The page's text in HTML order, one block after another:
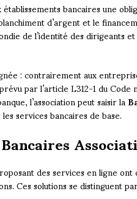
bancaires une
d’argent et le
de l’identité des dirigeants
: contrairement aux
par l’article L312-1 du
l’association peut saisir la
services bancaires de base.
des services en ligne
Ces solutions se distinguent